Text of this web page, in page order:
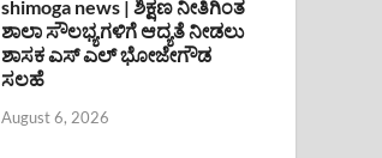
shimoga news | ಶಿಕ್ಷಣ ನೀತಿಗಿಂತ
ಶಾಲಾ ಸೌಲಭ್ಯಗಳಿಗೆ ಆದ್ಯತೆ ನೀಡಲು
ಶಾಸಕ ಎಸ್ ಎಲ್ ಭೋಜೇಗೌಡ
ಸಲಹೆ
August 6, 2026